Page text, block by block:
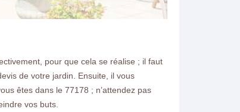
pour que cela se réalise ; il faut
de votre jardin. Ensuite, il vous
êtes dans le 77178 ; n’attendez pas
vos buts.